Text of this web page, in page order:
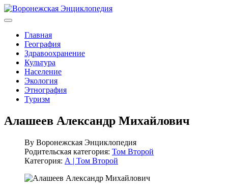
Главная
География
Здравоохранение
Культура
Население
Экология
Этнография
Туризм
Алашеев Александр Михайлович
By Воронежская Энциклопедия
Родительская категория: Том Второй
Категория: А | Том Второй